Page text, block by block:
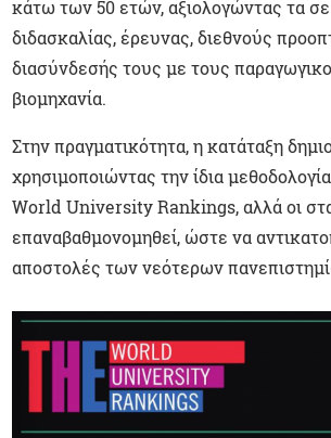
κάτω των 50 ετών, αξιολογώντας τα
διδασκαλίας, έρευνας, διεθνούς
διασύνδεσής τους με τους
βιομηχανία.
Στην πραγματικότητα, η κατάταξη
χρησιμοποιώντας την ίδια
World University Rankings, αλλά οι
επαναβαθμονομηθεί, ώστε να
αποστολές των νεότερων